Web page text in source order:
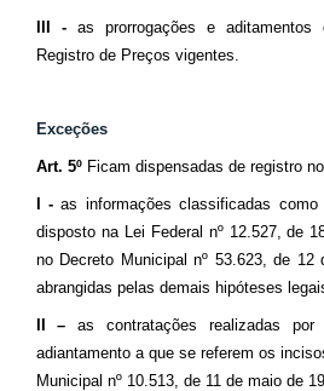
III -as prorrogações e
Registro de Preços vigentes.
Exceções
Art. 5ºFicam dispensadas de registro
I - as informações classificadas
disposto na Lei Federal nº 12.527, de
no Decreto Municipal nº 53.623, de 12
abrangidas pelas demais hipóteses
II –as contratações realizadas
adiantamento a que se referem os
Municipal nº 10.513, de 11 de maio de